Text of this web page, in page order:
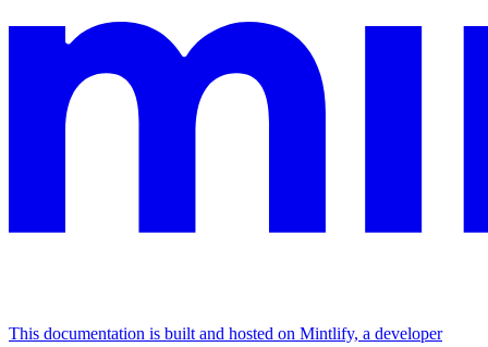
This documentation is built and hosted on Mintlify, a developer